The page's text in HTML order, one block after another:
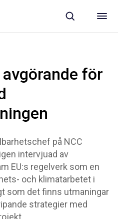
för
på NCC
intervjuad av
EU:s regelverk som en
och klimatarbetet i
som det finns utmaningar
strategier med